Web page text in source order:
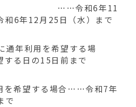
6年11
和6年12月25日（水）まで
通年利用を希望する場
る日の15日前まで
を希望する場合……令和7年
で